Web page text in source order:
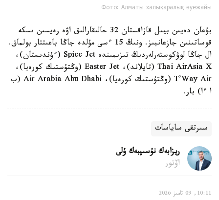
Фото: Алматы халықаралық әуежайы
بۇعان دەيىن بيىل قازاقستان 32 حالىقارالىق اۋە رەيسىن ىسكە
قوساتىنىن جازعانبىز. ونىڭ 15 ءسى مۇلدە جاڭا باعىتتار بولماق.
ال جاڭا لوۋكوستەرلەردىڭ تىزىمىندە Spice Jet (ءۇندىستان)،
Thai AirAsia X (تايلاند)، Easter Jet (وڭتۇستىك كورەيا)،
T’Way Air (وڭتۇستىك كورەيا)، Air Arabia Abu Dhabi (ب
ا ءا) بار.
سىرتقى ساياسات
ريزابەك نۇسىپبەك ۇلى
اۆتور
10:11, 09 تامىز 2026